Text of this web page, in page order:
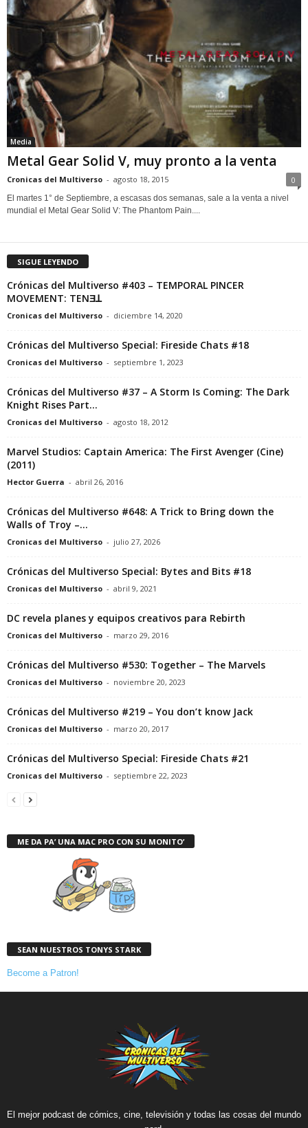
Media
Metal Gear Solid V, muy pronto a la venta
Cronicas del Multiverso - agosto 18, 2015 0
El martes 1° de Septiembre, a escasas dos semanas, sale a la venta a nivel
mundial el Metal Gear Solid V: The Phantom Pain....
SIGUE LEYENDO
Crónicas del Multiverso #403 – TEMPORAL PINCER
MOVEMENT: TENƎꓕ
Cronicas del Multiverso - diciembre 14, 2020
Crónicas del Multiverso Special: Fireside Chats #18
Cronicas del Multiverso - septiembre 1, 2023
Crónicas del Multiverso #37 – A Storm Is Coming: The Dark
Knight Rises Part...
Cronicas del Multiverso - agosto 18, 2012
Marvel Studios: Captain America: The First Avenger (Cine)
(2011)
Hector Guerra - abril 26, 2016
Crónicas del Multiverso #648: A Trick to Bring down the
Walls of Troy –...
Cronicas del Multiverso - julio 27, 2026
Crónicas del Multiverso Special: Bytes and Bits #18
Cronicas del Multiverso - abril 9, 2021
DC revela planes y equipos creativos para Rebirth
Cronicas del Multiverso - marzo 29, 2016
Crónicas del Multiverso #530: Together – The Marvels
Cronicas del Multiverso - noviembre 20, 2023
Crónicas del Multiverso #219 – You don’t know Jack
Cronicas del Multiverso - marzo 20, 2017
Crónicas del Multiverso Special: Fireside Chats #21
Cronicas del Multiverso - septiembre 22, 2023
ME DA PA’ UNA MAC PRO CON SU MONITO’
SEAN NUESTROS TONYS STARK
Become a Patron!
El mejor podcast de cómics, cine, televisión y todas las cosas del mundo